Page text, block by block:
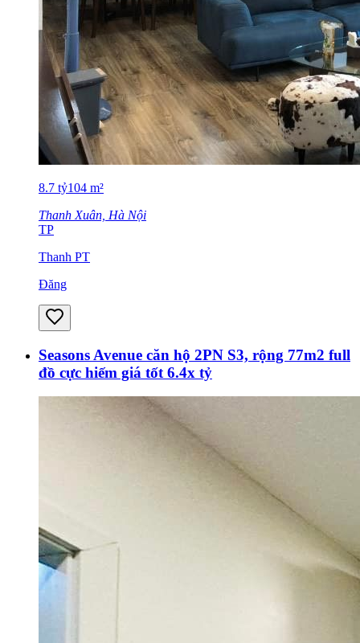
8.7 tỷ104 m²
Thanh Xuân, Hà Nội
TP
Thanh PT
Đăng
Seasons Avenue căn hộ 2PN S3, rộng 77m2 full
đồ cực hiếm giá tốt 6.4x tỷ